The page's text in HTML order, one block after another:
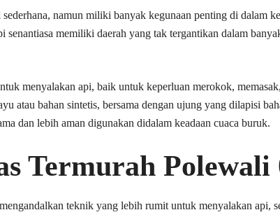
namun miliki banyak kegunaan penting di dalam
memiliki daerah yang tak tergantikan dalam
menyalakan api, baik untuk keperluan merokok,
atau bahan sintetis, bersama dengan ujung yang dilapisi
dan lebih aman digunakan didalam keadaan cuaca buruk.
Termurah Polewali
teknik yang lebih rumit untuk menyalakan api,